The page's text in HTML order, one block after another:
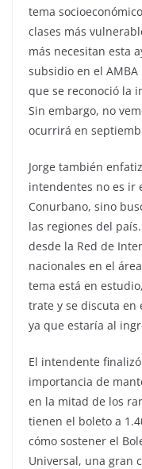
tema
clases más
más necesitan esta
subsidio en el
que se reconoció la
Sin embargo, no
ocurrirá en
Jorge también
intendentes no es ir
Conurbano, sino
las regiones del
desde la Red de
nacionales en el
tema está en
trate y se discuta en
ya que estaría al
El intendente
importancia de
en la mitad de los
tienen el boleto a
cómo sostener el
Universal, una gran